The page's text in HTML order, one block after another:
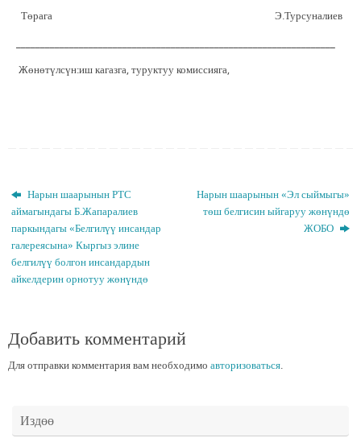
Төрага Э.Турсуналиев
Жөнөтүлсүн:иш кагазга, туруктуу комиссияга,
Нарын шаарынын РТС
аймагындагы Б.Жапаралиев
паркындагы «Белгилүү инсандар
галереясына» Кыргыз элине
белгилүү болгон инсандардын
айкелдерин орнотуу жөнүндө
Нарын шаарынын «Эл сыймыгы»
төш белгисин ыйгаруу жөнүндө
ЖОБО
Добавить комментарий
Для отправки комментария вам необходимо авторизоваться.
Издөө